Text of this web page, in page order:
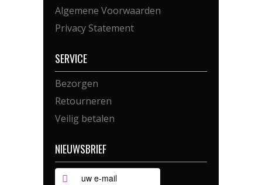
Algemene Voorwaarden
Privacy Statement
SERVICE
Bezorgen
Retourneren
Veilig betalen
NIEUWSBRIEF